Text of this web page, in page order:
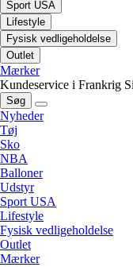
Sport USA
Lifestyle
Fysisk vedligeholdelse
Outlet
Mærker
Kundeservice i Frankrig
Søg
Nyheder
Tøj
Sko
NBA
Balloner
Udstyr
Sport USA
Lifestyle
Fysisk vedligeholdelse
Outlet
Mærker